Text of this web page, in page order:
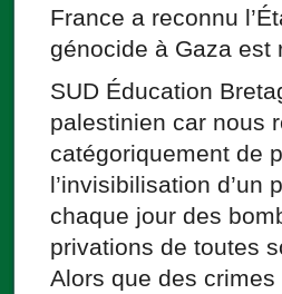
France a reconnu
génocide à Gaza est
SUD Éducation
palestinien car nous
catégoriquement de
l’invisibilisation d’un
chaque jour des
privations de toutes
Alors que des